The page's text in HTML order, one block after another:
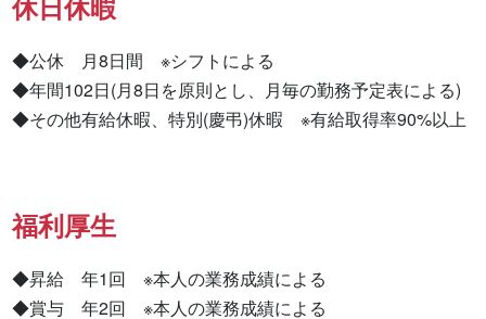
◆公休　月8日間　※シフトによる
◆年間102日(月8日を原則とし、月毎の勤務予定表による)
◆その他有給休暇、特別(慶弔)休暇　※有給取得率90%以上
福利厚生
◆昇給　年1回　※本人の業務成績による
◆賞与　年2回　※本人の業務成績による